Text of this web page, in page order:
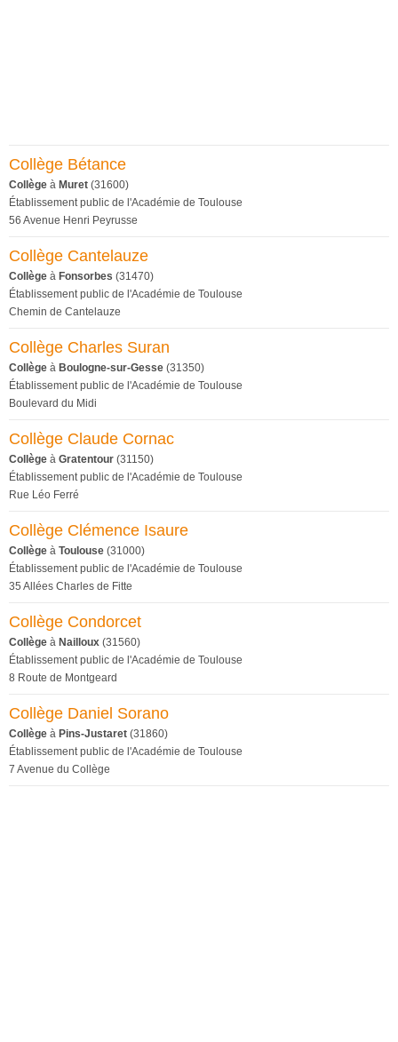
Collège Bétance
Collège à Muret (31600)
Établissement public de l'Académie de Toulouse
56 Avenue Henri Peyrusse
Collège Cantelauze
Collège à Fonsorbes (31470)
Établissement public de l'Académie de Toulouse
Chemin de Cantelauze
Collège Charles Suran
Collège à Boulogne-sur-Gesse (31350)
Établissement public de l'Académie de Toulouse
Boulevard du Midi
Collège Claude Cornac
Collège à Gratentour (31150)
Établissement public de l'Académie de Toulouse
Rue Léo Ferré
Collège Clémence Isaure
Collège à Toulouse (31000)
Établissement public de l'Académie de Toulouse
35 Allées Charles de Fitte
Collège Condorcet
Collège à Nailloux (31560)
Établissement public de l'Académie de Toulouse
8 Route de Montgeard
Collège Daniel Sorano
Collège à Pins-Justaret (31860)
Établissement public de l'Académie de Toulouse
7 Avenue du Collège